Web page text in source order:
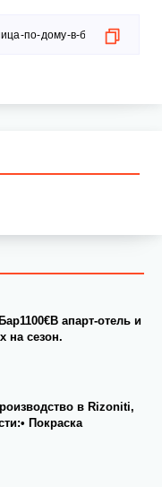
апарт-отель и
на сезон.
в Rizoniti,
Покраска